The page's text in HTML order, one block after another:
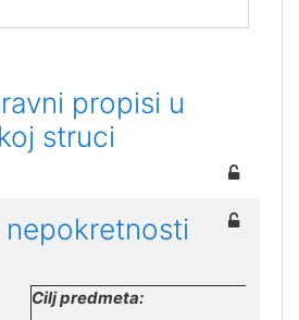
propisi u
struci
nepokretnosti
Cilj predmeta: